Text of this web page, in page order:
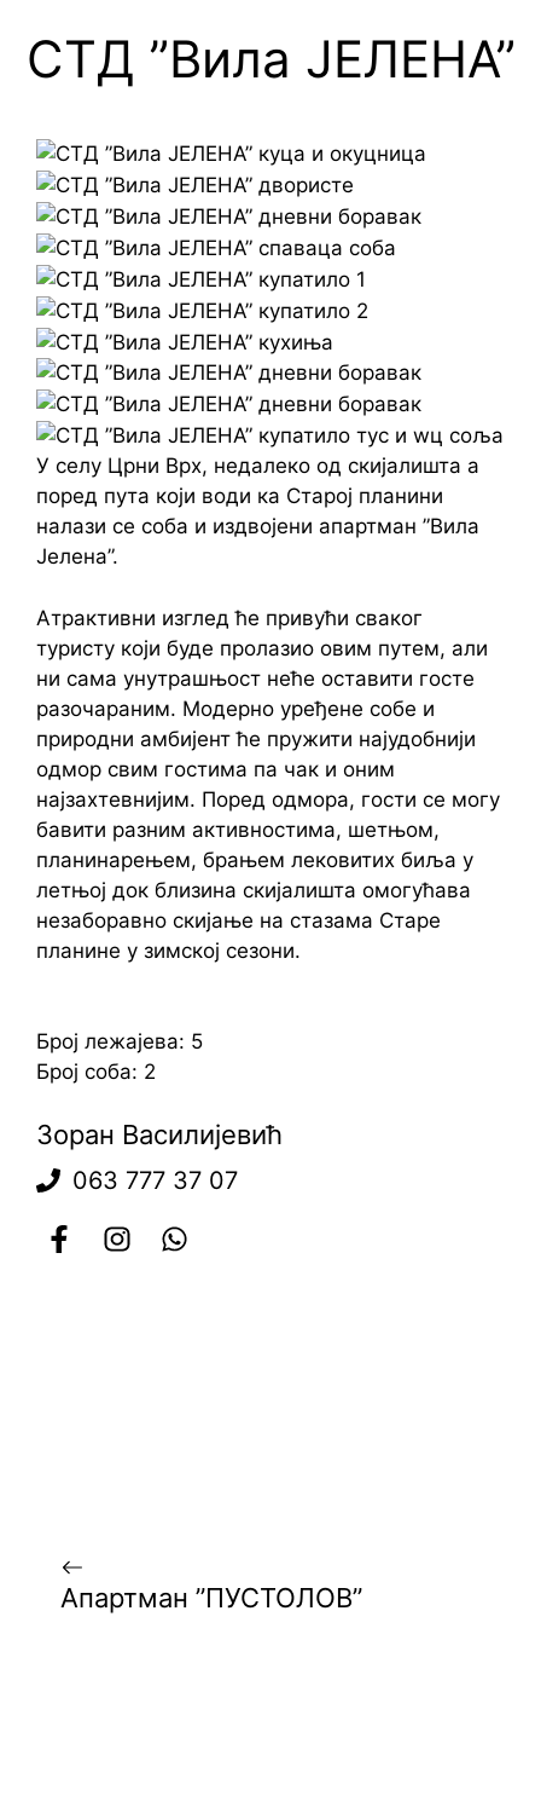
СТД ”Вила ЈЕЛЕНА”
У селу Црни Врх, недалеко од скијалишта а
поред пута који води ка Старој планини
налази се соба и издвојени апартман ”Вила
Јелена”.
Атрактивни изглед ће привући сваког
туристу који буде пролазио овим путем, али
ни сама унутрашњост неће оставити госте
разочараним. Модерно уређене собе и
природни амбијент ће пружити најудобнији
одмор свим гостима па чак и оним
најзахтевнијим. Поред одмора, гости се могу
бавити разним активностима, шетњом,
планинарењем, брањем лековитих биља у
летњој док близина скијалишта омогућава
незаборавно скијање на стазама Старе
планине у зимској сезони.
Број лежајева: 5
Број соба: 2
Зоран Василијевић
063 777 37 07
Апартман ”ПУСТОЛОВ”